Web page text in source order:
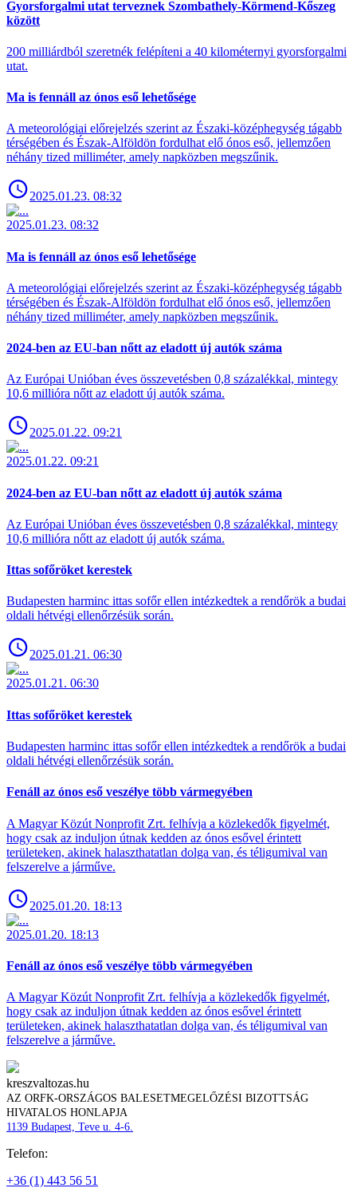
Gyorsforgalmi utat terveznek Szombathely-Körmend-Kőszeg
között
200 milliárdból szeretnék felépíteni a 40 kilométernyi gyorsforgalmi
utat.
Ma is fennáll az ónos eső lehetősége
A meteorológiai előrejelzés szerint az Északi-középhegység tágabb
térségében és Észak-Alföldön fordulhat elő ónos eső, jellemzően
néhány tized milliméter, amely napközben megszűnik.
2025.01.23. 08:32
2025.01.23. 08:32
Ma is fennáll az ónos eső lehetősége
A meteorológiai előrejelzés szerint az Északi-középhegység tágabb
térségében és Észak-Alföldön fordulhat elő ónos eső, jellemzően
néhány tized milliméter, amely napközben megszűnik.
2024-ben az EU-ban nőtt az eladott új autók száma
Az Európai Unióban éves összevetésben 0,8 százalékkal, mintegy
10,6 millióra nőtt az eladott új autók száma.
2025.01.22. 09:21
2025.01.22. 09:21
2024-ben az EU-ban nőtt az eladott új autók száma
Az Európai Unióban éves összevetésben 0,8 százalékkal, mintegy
10,6 millióra nőtt az eladott új autók száma.
Ittas sofőröket kerestek
Budapesten harminc ittas sofőr ellen intézkedtek a rendőrök a budai
oldali hétvégi ellenőrzésük során.
2025.01.21. 06:30
2025.01.21. 06:30
Ittas sofőröket kerestek
Budapesten harminc ittas sofőr ellen intézkedtek a rendőrök a budai
oldali hétvégi ellenőrzésük során.
Fenáll az ónos eső veszélye több vármegyében
A Magyar Közút Nonprofit Zrt. felhívja a közlekedők figyelmét,
hogy csak az induljon útnak kedden az ónos esővel érintett
területeken, akinek halaszthatatlan dolga van, és téligumival van
felszerelve a járműve.
2025.01.20. 18:13
2025.01.20. 18:13
Fenáll az ónos eső veszélye több vármegyében
A Magyar Közút Nonprofit Zrt. felhívja a közlekedők figyelmét,
hogy csak az induljon útnak kedden az ónos esővel érintett
területeken, akinek halaszthatatlan dolga van, és téligumival van
felszerelve a járműve.
kreszvaltozas.hu
AZ ORFK-ORSZÁGOS BALESETMEGELŐZÉSI BIZOTTSÁG
HIVATALOS HONLAPJA
1139 Budapest, Teve u. 4-6.
Telefon:
+36 (1) 443 56 51